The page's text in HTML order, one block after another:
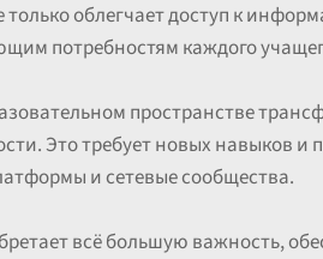
облегчает доступ к
потребностям каждого
пространстве
Это требует новых навыков
и сетевые сообщества.
всё большую важность,